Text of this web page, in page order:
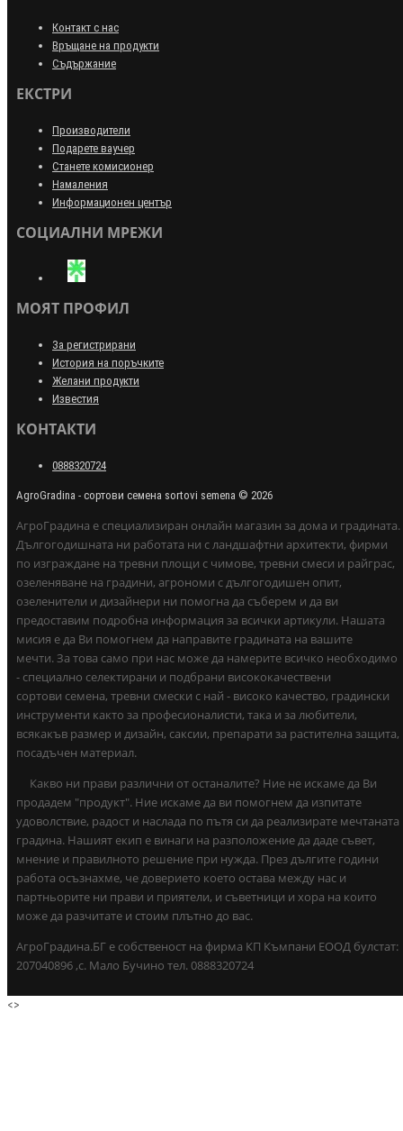
Контакт с нас
Връщане на продукти
Съдържание
ЕКСТРИ
Производители
Подарете ваучер
Станете комисионер
Намаления
Информационен център
СОЦИАЛНИ МРЕЖИ
МОЯТ ПРОФИЛ
За регистрирани
История на поръчките
Желани продукти
Известия
КОНТАКТИ
0888320724
AgroGradina - сортови семена sortovi semena © 2026
АгроГрадина е специализиран онлайн магазин за дома и градината.
Дългогодишната ни работата ни с ландшафтни архитекти, фирми
по изграждане на тревни площи с чимове, тревни смеси и райграс,
озеленяване на градини, агрономи с дългогодишен опит,
озеленители и дизайнери ни помогна да съберем и да ви
предоставим подробна информация за всички артикули. Нашата
мисия е да Ви помогнем да направите градината на вашите
мечти. За това само при нас може да намерите всичко необходимо
- специално селектирани и подбрани висококачествени
сортови семена, тревни смески с най - високо качество, градински
инструменти както за професионалисти, така и за любители,
всякакъв размер и дизайн, саксии, препарати за растителна защита,
посадъчен материал.
Какво ни прави различни от останалите? Ние не искаме да Ви
продадем "продукт". Ние искаме да ви помогнем да изпитате
удоволствие, радост и наслада по пътя си да реализирате мечтаната
градина. Нашият екип е винаги на разположение да даде съвет,
мнение и правилното решение при нужда. През дългите години
работа осъзнахме, че доверието което остава между нас и
партньорите ни прави и приятели, и съветници и хора на които
може да разчитате и стоим плътно до вас.
АгроГрадина.БГ е собственост на фирма КП Къмпани ЕООД булстат:
207040896 ,с. Мало Бучино тел. 0888320724
<>